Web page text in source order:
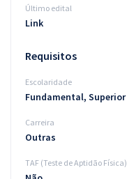
Último edital
Link
Requisitos
Escolaridade
Fundamental, Superior
Carreira
Outras
TAF (Teste de Aptidão Física)